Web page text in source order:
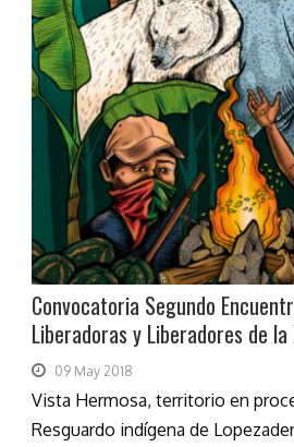
Convocatoria Segundo
Liberadoras y Liberadores de
09 May 2018
Vista Hermosa, territorio en
Resguardo indígena de